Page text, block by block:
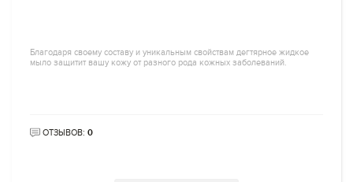
Благодаря своему составу и уникальным свойствам дегтярное жидкое
мыло защитит вашу кожу от разного рода кожных заболеваний.
ОТЗЫВОВ: 0